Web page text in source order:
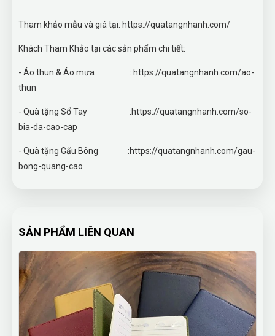
Tham khảo mẫu và giá tại: https://quatangnhanh.com/
Khách Tham Khảo tại các sản phẩm chi tiết:
- Áo thun & Áo mưa : https://quatangnhanh.com/ao-
thun
- Quà tặng Sổ Tay :https://quatangnhanh.com/so-
bia-da-cao-cap
- Quà tặng Gấu Bông :https://quatangnhanh.com/gau-
bong-quang-cao
SẢN PHẨM LIÊN QUAN